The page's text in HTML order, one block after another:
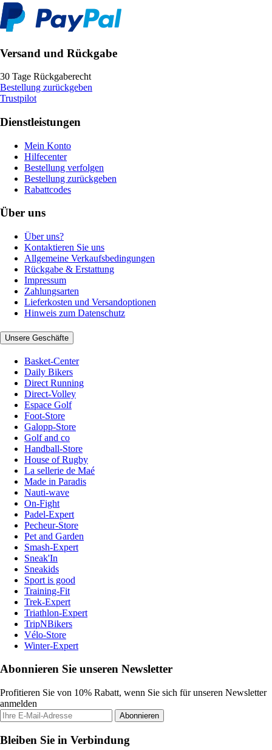
Versand und Rückgabe
30 Tage Rückgaberecht
Bestellung zurückgeben
Trustpilot
Dienstleistungen
Mein Konto
Hilfecenter
Bestellung verfolgen
Bestellung zurückgeben
Rabattcodes
Über uns
Über uns?
Kontaktieren Sie uns
Allgemeine Verkaufsbedingungen
Rückgabe & Erstattung
Impressum
Zahlungsarten
Lieferkosten und Versandoptionen
Hinweis zum Datenschutz
Unsere Geschäfte
Basket-Center
Daily Bikers
Direct Running
Direct-Volley
Espace Golf
Foot-Store
Galopp-Store
Golf and co
Handball-Store
House of Rugby
La sellerie de Maé
Made in Paradis
Nauti-wave
On-Fight
Padel-Expert
Pecheur-Store
Pet and Garden
Smash-Expert
Sneak'In
Sneakids
Sport is good
Training-Fit
Trek-Expert
Triathlon-Expert
TripNBikers
Vélo-Store
Winter-Expert
Abonnieren Sie unseren Newsletter
Profitieren Sie von 10% Rabatt, wenn Sie sich für unseren Newsletter
anmelden
Abonnieren
Bleiben Sie in Verbindung